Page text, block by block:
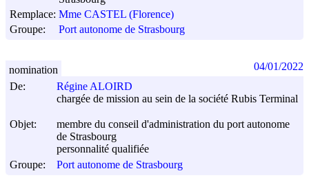
Remplace: Mme CASTEL (Florence)
Groupe:
Port autonome de Strasbourg
De:
Régine ALOIRD
chargée de mission au sein de la société Rubis Terminal
Objet:
membre du conseil d'administration du port autonome
de Strasbourg
personnalité qualifiée
Groupe:
Port autonome de Strasbourg
nomination 04/01/2022